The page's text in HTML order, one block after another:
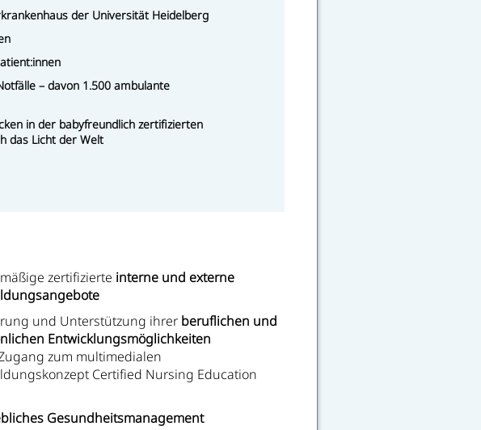
der Universität Heidelberg
– davon 1.500 ambulante
in der babyfreundlich zertifizierten
das Licht der Welt
zertifizierte interne und externe
und Unterstützung ihrer beruflichen und
Entwicklungsmöglichkeiten
zum multimedialen
Certified Nursing Education
Gesundheitsmanagement